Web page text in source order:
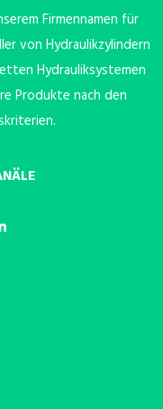
Firmennamen für
von Hydraulikzylindern
Hydrauliksystemen
Produkte nach den